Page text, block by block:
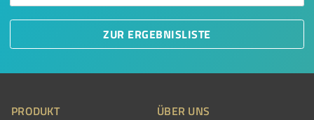
ZUR ERGEBNISLISTE
PRODUKT ÜBER UNS